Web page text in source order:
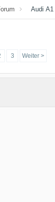
Audi A1
3 Weiter >